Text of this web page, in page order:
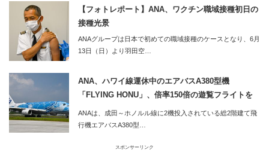
【フォトレポート】ANA、ワクチン職域接種初日の
接種光景
ANAグループは日本で初めての職域接種のケースとなり、6月
13日（日）より羽田空…
ANA、ハワイ線運休中のエアバスA380型機
「FLYING HONU」、倍率150倍の遊覧フライトを
実施
ANAは、成田～ホノルル線に2機投入されている総2階建て飛
行機エアバスA380型…
スポンサーリンク